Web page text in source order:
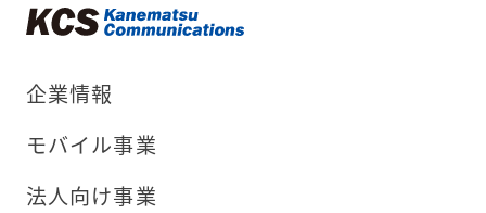
企業情報
モバイル事業
法人向け事業